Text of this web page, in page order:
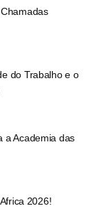
do Trabalho e o
a Academia das
2026!